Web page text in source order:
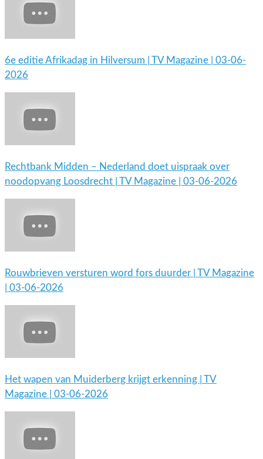
6e editie Afrikadag in Hilversum | TV Magazine | 03-06-
2026
Rechtbank Midden – Nederland doet uispraak over
noodopvang Loosdrecht | TV Magazine | 03-06-2026
Rouwbrieven versturen word fors duurder | TV Magazine
| 03-06-2026
Het wapen van Muiderberg krijgt erkenning | TV
Magazine | 03-06-2026